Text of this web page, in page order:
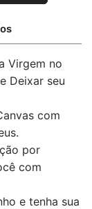
Virgem no
Deixar seu
com
por
com
e tenha sua